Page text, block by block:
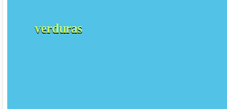
verduras